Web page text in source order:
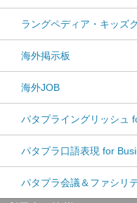
ラングペディア・キッズ
海外掲示板
海外JOB
パタプライングリッシュ
パタプラ口語表現 for
パタプラ会議＆ファシリ